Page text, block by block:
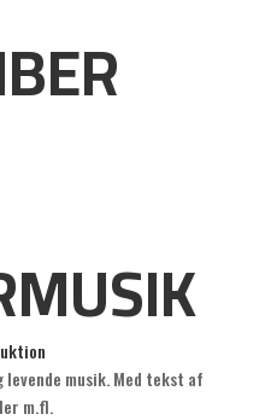
levende musik. Med tekst af
m.fl.